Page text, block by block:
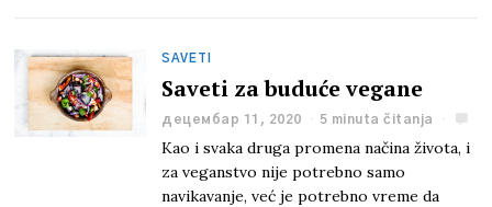
SAVETI
Saveti za buduće vegane
децембар 11, 2020 5 minuta čitanja
Kao i svaka druga promena načina života, i
za veganstvo nije potrebno samo
navikavanje, već je potrebno vreme da